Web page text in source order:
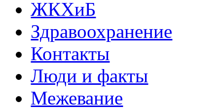
ЖКХиБ
Здравоохранение
Контакты
Люди и факты
Межевание